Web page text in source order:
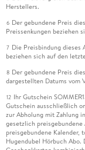
Herstellers.
6 Der gebundene Preis
Preissenkungen beziehen
7 Die Preisbindung dieses
beziehen sich auf den
8 Der gebundene Preis
dargestellten Datums vom
12 Ihr Gutschein
Gutschein ausschließlich
zur Abholung mit Zahlung
gesetzlich
preisgebundene Kalender,
Hugendubel Hörbuch